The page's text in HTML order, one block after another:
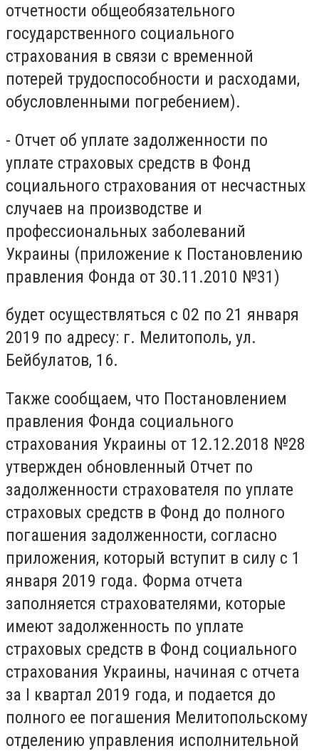
отчетности общеобязательного
государственного социального
страхования в связи с временной
потерей трудоспособности и расходами,
обусловленными погребением).
- Отчет об уплате задолженности по
уплате страховых средств в Фонд
социального страхования от несчастных
случаев на производстве и
профессиональных заболеваний
Украины (приложение к Постановлению
правления Фонда от 30.11.2010 №31)
будет осуществляться с 02 по 21 января
2019 по адресу: г. Мелитополь, ул.
Бейбулатов, 16.
Также сообщаем, что Постановлением
правления Фонда социального
страхования Украины от 12.12.2018 №28
утвержден обновленный Отчет по
задолженности страхователя по уплате
страховых средств в Фонд до полного
погашения задолженности, согласно
приложения, который вступит в силу с 1
января 2019 года. Форма отчета
заполняется страхователями, которые
имеют задолженность по уплате
страховых средств в Фонд социального
страхования Украины, начиная с отчета
за I квартал 2019 года, и подается до
полного ее погашения Мелитопольскому
отделению управления исполнительной